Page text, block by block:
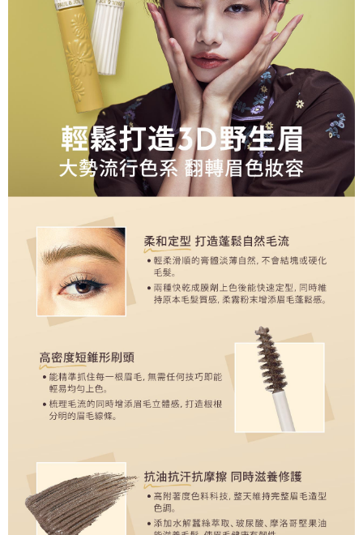
測試中請勿選取(萊爾富)
每筆NT$9,999
付款後7-11取貨
每筆NT$80，滿NT$1,200(含以上)免運費
新竹物流宅配
每筆NT$80，滿NT$1,200(含以上)免運費